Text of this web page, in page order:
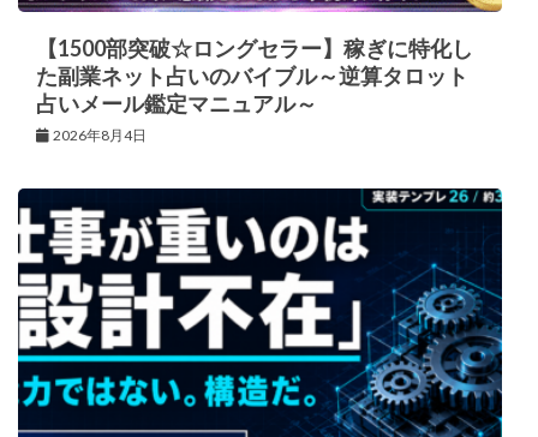
【1500部突破☆ロングセラー】稼ぎに特化し
た副業ネット占いのバイブル～逆算タロット
占いメール鑑定マニュアル～
2026年8月4日